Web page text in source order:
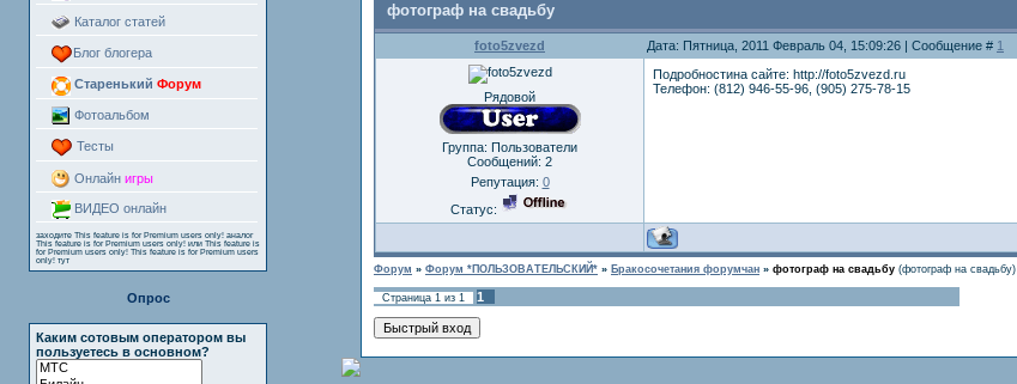
Каталог статей
Блог блогера
Старенький Форум
Фотоальбом
Тесты
Онлайн игры
ВИДЕО онлайн
заходите This feature is for Premium users only! аналог
This feature is for Premium users only! или This feature is
for Premium users only! This feature is for Premium users
only! тут
Опрос
Каким сотовым оператором вы
пользуетесь в основном?
фотограф на свадьбу
foto5zvezd Дата: Пятница, 2011 Февраль 04, 15:09:26 | Сообщение # 1
Рядовой
Группа: Пользователи
Сообщений: 2
Репутация: 0
Статус:
Подробностина сайте: http://foto5zvezd.ru
Телефон: (812) 946-55-96, (905) 275-78-15
Форум » Форум *ПОЛЬЗОВАТЕЛЬСКИЙ* » Бракосочетания форумчан » фотограф на свадьбу (фотограф на свадьбу)
Страница 1 из 1
1